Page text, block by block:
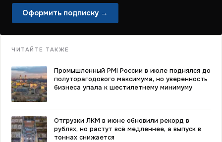
Оформить подписку →
ЧИТАЙТЕ ТАКЖЕ
Промышленный PMI России в июле поднялся до
полуторагодового максимума, но уверенность
бизнеса упала к шестилетнему минимуму
Отгрузки ЛКМ в июне обновили рекорд в
рублях, но растут всё медленнее, а выпуск в
тоннах снижается